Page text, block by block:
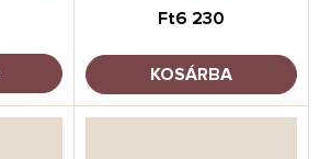
Ft6 230
KOSÁRBA